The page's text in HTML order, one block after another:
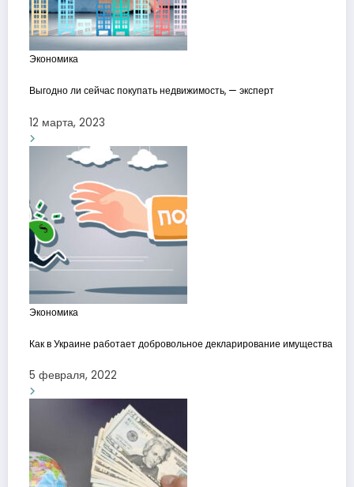
Экономика
Выгодно ли сейчас покупать недвижимость, — эксперт
12 марта, 2023
Экономика
Как в Украине работает добровольное декларирование имущества
5 февраля, 2022